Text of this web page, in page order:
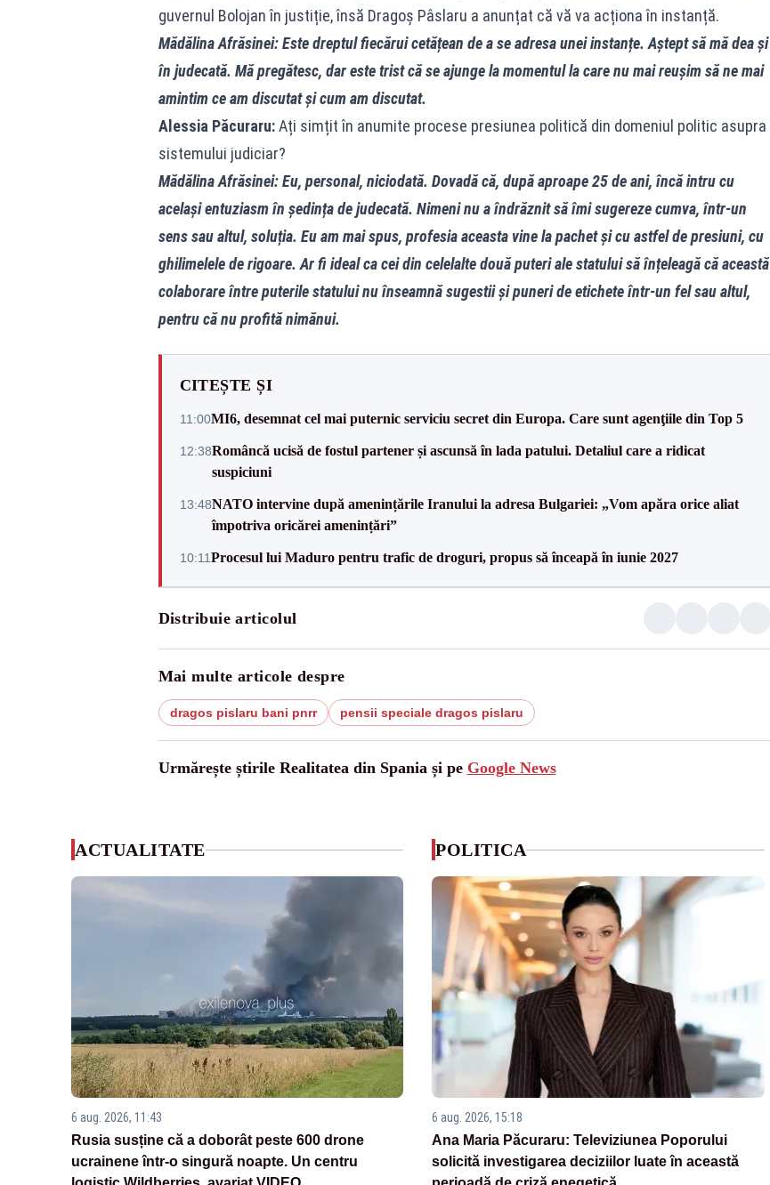
guvernul Bolojan în justiție, însă Dragoș Pâslaru a anunțat că vă va acționa în instanță.
Mădălina Afrăsinei: Este dreptul fiecărui cetățean de a se adresa unei instanțe. Aștept să mă dea și
în judecată. Mă pregătesc, dar este trist că se ajunge la momentul la care nu mai reușim să ne mai
amintim ce am discutat și cum am discutat.
Alessia Păcuraru:Ați simțit în anumite procese presiunea politică din domeniul politic asupra
sistemului judiciar?
Mădălina Afrăsinei: Eu, personal, niciodată. Dovadă că, după aproape 25 de ani, încă intru cu
același entuziasm în ședința de judecată. Nimeni nu a îndrăznit să îmi sugereze cumva, într-un
sens sau altul, soluția. Eu am mai spus, profesia aceasta vine la pachet și cu astfel de presiuni, cu
ghilimelele de rigoare. Ar fi ideal ca cei din celelalte două puteri ale statului să înțeleagă că această
colaborare între puterile statului nu înseamnă sugestii și puneri de etichete într-un fel sau altul,
pentru că nu profită nimănui.
CITEȘTE ȘI
11:00MI6, desemnat cel mai puternic serviciu secret din Europa. Care sunt agenţiile din Top 5
12:38Româncă ucisă de fostul partener și ascunsă în lada patului. Detaliul care a ridicat
suspiciuni
13:48NATO intervine după amenințările Iranului la adresa Bulgariei: „Vom apăra orice aliat
împotriva oricărei amenințări”
10:11Procesul lui Maduro pentru trafic de droguri, propus să înceapă în iunie 2027
Distribuie articolul
Mai multe articole despre
dragos pislaru bani pnrr pensii speciale dragos pislaru
Urmărește știrile Realitatea din Spania și pe Google News
ACTUALITATE
6 aug. 2026, 11:43
Rusia susține că a doborât peste 600 drone
ucrainene într-o singură noapte. Un centru
POLITICA
6 aug. 2026, 15:18
Ana Maria Păcuraru: Televiziunea Poporului
solicită investigarea deciziilor luate în această